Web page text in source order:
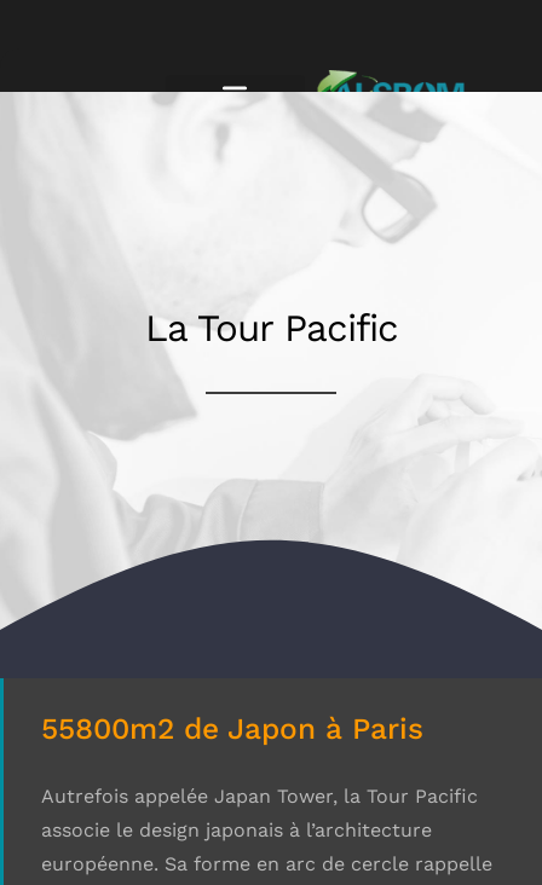
La Tour Pacific
55800m2 de Japon à Paris
Autrefois appelée Japan Tower, la Tour Pacific
associe le design japonais à l’architecture
européenne. Sa forme en arc de cercle rappelle